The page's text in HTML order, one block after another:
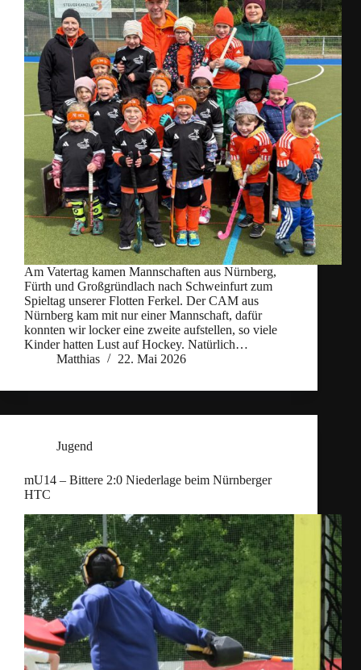
Am Vatertag kamen Mannschaften aus Nürnberg,
Fürth und Großgründlach nach Schweinfurt zum
Spieltag unserer Flotten Ferkel. Der CAM aus
Nürnberg kam mit nur einer Mannschaft, dafür
konnten wir locker eine zweite aufstellen, so viele
Kinder hatten Lust auf Hockey. Natürlich…
Matthias
22. Mai 2026
Jugend
mU14 – Bittere 2:0 Niederlage beim Nürnberger
HTC